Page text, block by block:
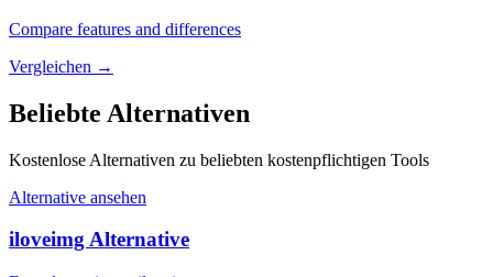
Compare features and differences
Vergleichen →
Beliebte Alternativen
Kostenlose Alternativen zu beliebten kostenpflichtigen Tools
Alternative ansehen
iloveimg Alternative